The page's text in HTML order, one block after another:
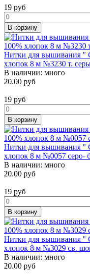
19 руб
В корзину
Нитки для вышивания "
хлопок 8 м №3230 т.
В наличии: много
20.00 руб
19 руб
В корзину
Нитки для вышивания "
хлопок 8 м №0057 серо-
В наличии: много
20.00 руб
19 руб
В корзину
Нитки для вышивания "
хлопок 8 м №3029 св.
В наличии: много
20.00 руб